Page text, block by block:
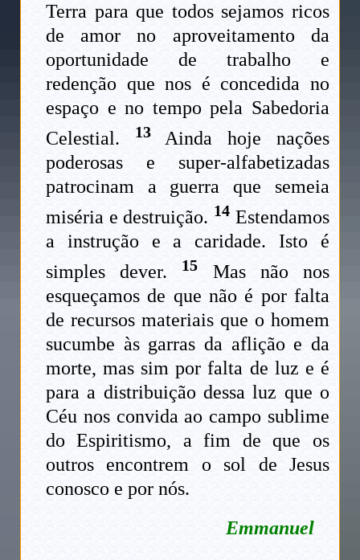
Terra para que todos sejamos ricos
de amor no aproveitamento da
oportunidade de trabalho e
redenção que nos é concedida no
espaço e no tempo pela Sabedoria
Celestial.
13Ainda hoje nações
poderosas e super-alfabetizadas
patrocinam a guerra que semeia
miséria e destruição. 14 Estendamos
a instrução e a caridade. Isto é
simples dever.
15
Mas não nos
esqueçamos de que não é por falta
de recursos materiais que o homem
sucumbe às garras da aflição e da
morte, mas sim por falta de luz e é
para a distribuição dessa luz que o
Céu nos convida ao campo sublime
do Espiritismo, a fim de que os
outros encontrem o sol de Jesus
conosco e por nós.
Emmanuel